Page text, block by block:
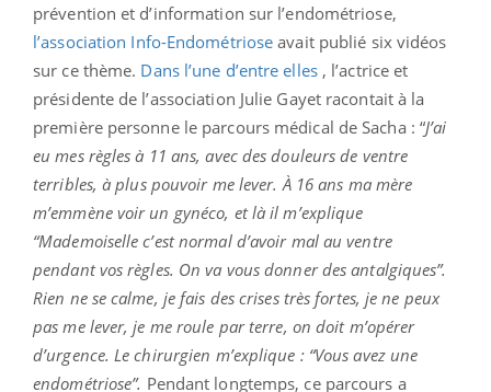
prévention et d’information sur l’endométriose,
l’association Info-Endométrioseavait publié six vidéos
sur ce thème. Dans l’une d’entre elles, l’actrice et
présidente de l’association Julie Gayet racontait à la
première personne le parcours médical de Sacha : “J’ai
eu mes règles à 11 ans, avec des douleurs de ventre
terribles, à plus pouvoir me lever. À 16 ans ma mère
m’emmène voir un gynéco, et là il m’explique
“Mademoiselle c’est normal d’avoir mal au ventre
pendant vos règles. On va vous donner des antalgiques”.
Rien ne se calme, je fais des crises très fortes, je ne peux
pas me lever, je me roule par terre, on doit m’opérer
d’urgence. Le chirurgien m’explique : “Vous avez une
endométriose”. Pendant longtemps, ce parcours a